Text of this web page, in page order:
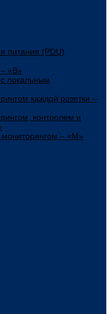
питания (PDU)
«В»
локальным
каждой розетки –
контролем и
мониторингом – «М»